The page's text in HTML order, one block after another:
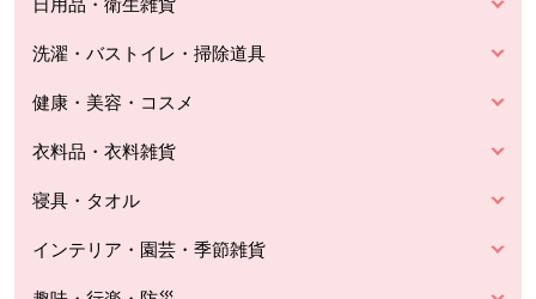
日用品・衛生雑貨
洗濯・バストイレ・掃除道具
健康・美容・コスメ
衣料品・衣料雑貨
寝具・タオル
インテリア・園芸・季節雑貨